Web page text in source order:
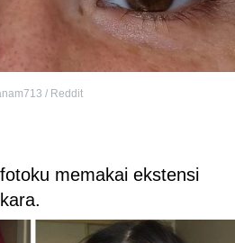
/ Reddit
memakai ekstensi